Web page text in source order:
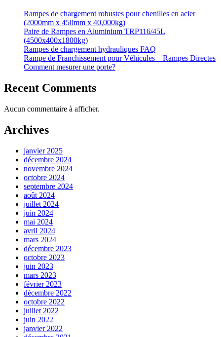
Rampes de chargement robustes pour chenilles en acier
(2000mm x 450mm x 40,000kg)
Paire de Rampes en Aluminium TRP116/45L
(4500x400x1800kg)
Rampes de chargement hydrauliques FAQ
Rampe de Franchissement pour Véhicules – Rampes Directes
Comment mesurer une porte?
Recent Comments
Aucun commentaire à afficher.
Archives
janvier 2025
décembre 2024
novembre 2024
octobre 2024
septembre 2024
août 2024
juillet 2024
juin 2024
mai 2024
avril 2024
mars 2024
décembre 2023
octobre 2023
juin 2023
mars 2023
février 2023
décembre 2022
octobre 2022
juillet 2022
juin 2022
janvier 2022